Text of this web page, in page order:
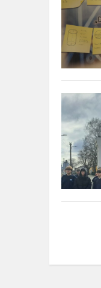
iniciatyvų
projektai
Rugsėjo
Vilko
vaikų
atminimo
diena